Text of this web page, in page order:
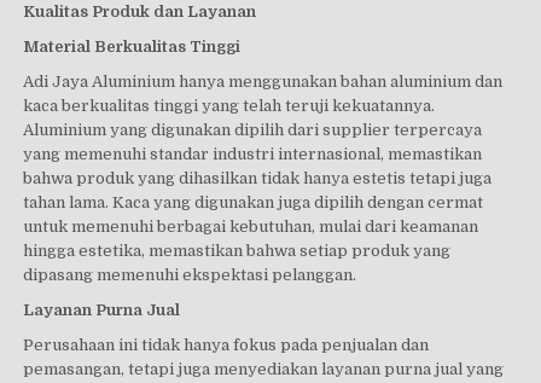
Kualitas Produk dan Layanan
Material Berkualitas Tinggi
Adi Jaya Aluminium hanya menggunakan bahan aluminium dan
kaca berkualitas tinggi yang telah teruji kekuatannya.
Aluminium yang digunakan dipilih dari supplier terpercaya
yang memenuhi standar industri internasional, memastikan
bahwa produk yang dihasilkan tidak hanya estetis tetapi juga
tahan lama. Kaca yang digunakan juga dipilih dengan cermat
untuk memenuhi berbagai kebutuhan, mulai dari keamanan
hingga estetika, memastikan bahwa setiap produk yang
dipasang memenuhi ekspektasi pelanggan.
Layanan Purna Jual
Perusahaan ini tidak hanya fokus pada penjualan dan
pemasangan, tetapi juga menyediakan layanan purna jual yang